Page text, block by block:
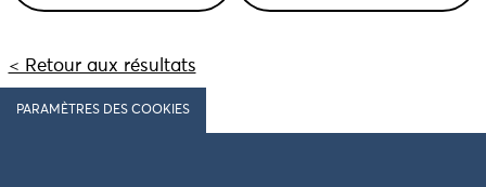
< Retour aux résultats
PARAMÈTRES DES COOKIES